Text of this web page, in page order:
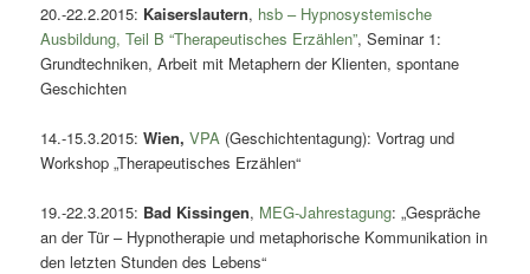
20.-22.2.2015: Kaiserslautern, hsb – Hypnosystemische
Ausbildung, Teil B “Therapeutisches Erzählen”, Seminar 1:
Grundtechniken, Arbeit mit Metaphern der Klienten, spontane
Geschichten
14.-15.3.2015:Wien, VPA (Geschichtentagung): Vortrag und
Workshop „Therapeutisches Erzählen“
19.-22.3.2015: Bad Kissingen, MEG-Jahrestagung: „Gespräche
an der Tür – Hypnotherapie und metaphorische Kommunikation in
den letzten Stunden des Lebens“